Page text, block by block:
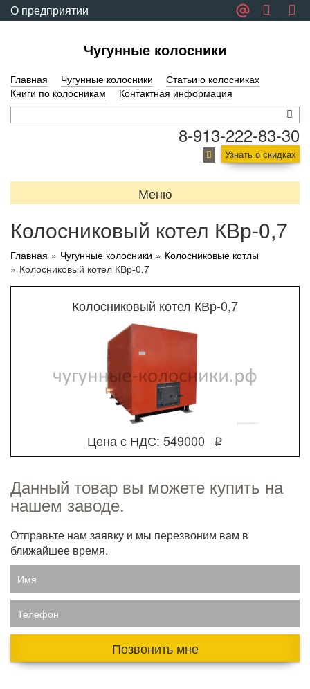
О предприятии
Чугунные колосники
Главная Чугунные колосники
Статьи о колосниках
Книги по колосникам
Контактная информация
8-913-222-83-30
Узнать о скидках
Меню
Колосниковый котел КВр-0,7
Главная » Чугунные колосники » Колосниковые котлы
» Колосниковый котел КВр-0,7
Колосниковый котел КВр-0,7
Цена с НДС: 549000 q
Данный товар вы можете купить на
нашем заводе.
Отправьте нам заявку и мы перезвоним вам в
ближайшее время.
Имя
Телефон
Позвонить мне